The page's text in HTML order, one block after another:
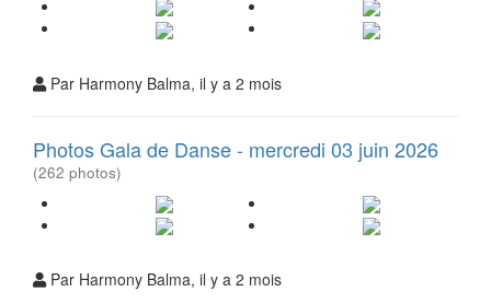
Par Harmony Balma, il y a 2 mois
Photos Gala de Danse - mercredi 03 juin 2026
(262 photos)
Par Harmony Balma, il y a 2 mois